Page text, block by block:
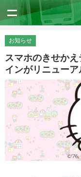
お知らせ
スマホのきせか
インがリニューア